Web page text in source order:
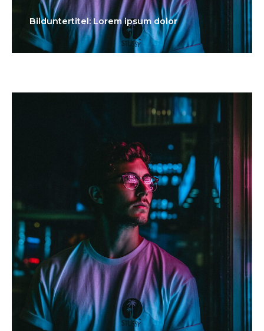
Bilduntertitel: Lorem ipsum dolor